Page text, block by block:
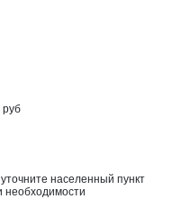
руб
населенный пункт